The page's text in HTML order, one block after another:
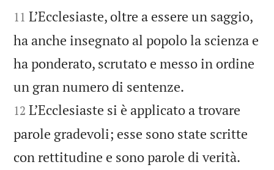


11 L’Ecclesiaste, oltre a essere un saggio,
ha anche insegnato al popolo la scienza e
ha ponderato, scrutato e messo in ordine
un gran numero di sentenze.
12 L’Ecclesiaste si è applicato a trovare
parole gradevoli; esse sono state scritte
con rettitudine e sono parole di verità.